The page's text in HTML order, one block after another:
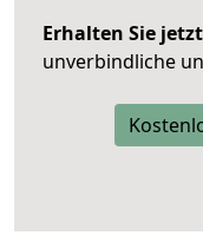
Erhalten Sie jetzt
unverbindliche